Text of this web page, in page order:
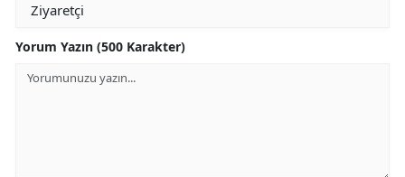
Yorum Yazın (500 Karakter)